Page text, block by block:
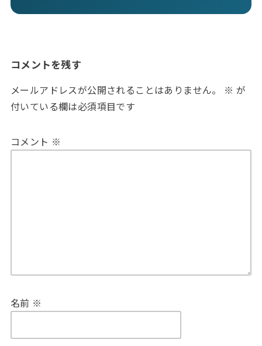
コメントを残す
メールアドレスが公開されることはありません。 ※ が
付いている欄は必須項目です
コメント ※
名前 ※